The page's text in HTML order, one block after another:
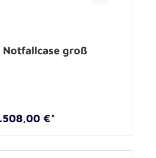
Notfallcase groß
€*